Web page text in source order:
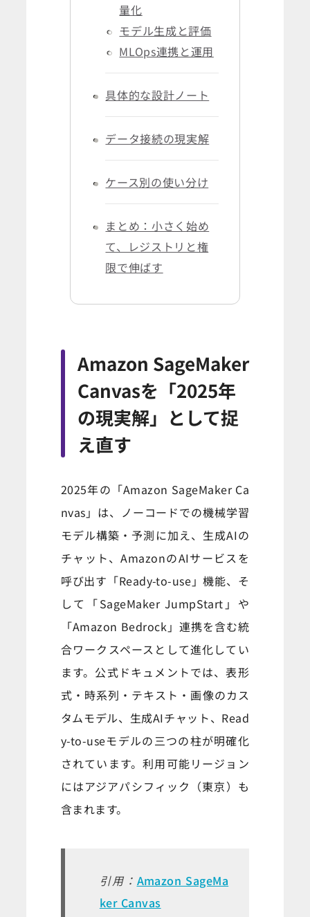
量化
モデル生成と評価
MLOps連携と運用
具体的な設計ノート
データ接続の現実解
ケース別の使い分け
まとめ：小さく始め
て、レジストリと権
限で伸ばす
Amazon SageMaker
Canvasを「2025年
の現実解」として捉
え直す
2025年の「Amazon SageMaker Ca
nvas」は、ノーコードでの機械学習
モデル構築・予測に加え、生成AIの
チャット、AmazonのAIサービスを
呼び出す「Ready-to-use」機能、そ
して「SageMaker JumpStart」や
「Amazon Bedrock」連携を含む統
合ワークスペースとして進化してい
ます。公式ドキュメントでは、表形
式・時系列・テキスト・画像のカス
タムモデル、生成AIチャット、Read
y-to-useモデルの三つの柱が明確化
されています。利用可能リージョン
にはアジアパシフィック（東京）も
含まれます。
引用： Amazon SageMa
ker Canvas